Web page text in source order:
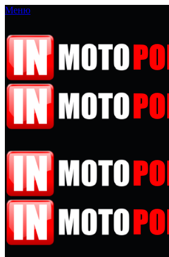
Меню